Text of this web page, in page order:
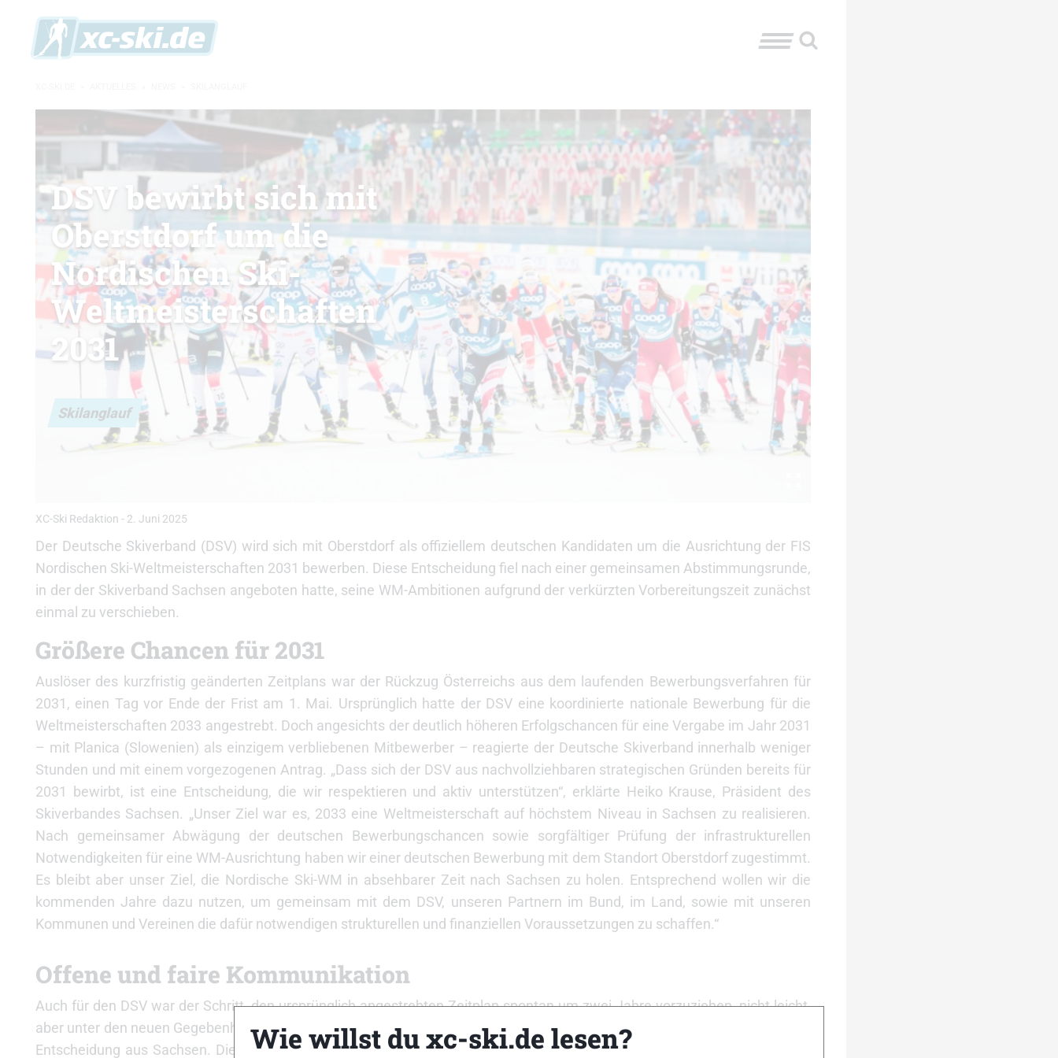
Skilanglauf
DSV bewirbt sich mit
Oberstdorf um die
Nordischen Ski-
Weltmeisterschaften
2031
XC-Ski Redaktion - 2. Juni 2025
Der Deutsche Skiverband (DSV) wird sich mit Oberstdorf als offiziellem deutschen Kandidaten um die Ausrichtung der FIS
Nordischen Ski-Weltmeisterschaften 2031 bewerben. Diese Entscheidung fiel nach einer gemeinsamen Abstimmungsrunde,
in der der Skiverband Sachsen angeboten hatte, seine WM-Ambitionen aufgrund der verkürzten Vorbereitungszeit zunächst
einmal zu verschieben.
Größere Chancen für 2031
Auslöser des kurzfristig geänderten Zeitplans war der Rückzug Österreichs aus dem laufenden Bewerbungsverfahren für
2031, einen Tag vor Ende der Frist am 1. Mai. Ursprünglich hatte der DSV eine koordinierte nationale Bewerbung für die
Weltmeisterschaften 2033 angestrebt. Doch angesichts der deutlich höheren Erfolgschancen für eine Vergabe im Jahr 2031
– mit Planica (Slowenien) als einzigem verbliebenen Mitbewerber – reagierte der Deutsche Skiverband innerhalb weniger
Stunden und mit einem vorgezogenen Antrag. „Dass sich der DSV aus nachvollziehbaren strategischen Gründen bereits für
2031 bewirbt, ist eine Entscheidung, die wir respektieren und aktiv unterstützen“, erklärte Heiko Krause, Präsident des
Skiverbandes Sachsen. „Unser Ziel war es, 2033 eine Weltmeisterschaft auf höchstem Niveau in Sachsen zu realisieren.
Nach gemeinsamer Abwägung der deutschen Bewerbungschancen sowie sorgfältiger Prüfung der infrastrukturellen
Notwendigkeiten für eine WM-Ausrichtung haben wir einer deutschen Bewerbung mit dem Standort Oberstdorf zugestimmt.
Es bleibt aber unser Ziel, die Nordische Ski-WM in absehbarer Zeit nach Sachsen zu holen. Entsprechend wollen wir die
kommenden Jahre dazu nutzen, um gemeinsam mit dem DSV, unseren Partnern im Bund, im Land, sowie mit unseren
Kommunen und Vereinen die dafür notwendigen strukturellen und finanziellen Voraussetzungen zu schaffen.“
Offene und faire Kommunikation
Auch für den DSV war der Schritt, den ursprünglich angestrebten Zeitplan spontan um zwei Jahre vorzuziehen, nicht leicht,
aber unter den neuen Gegebenheiten alternativlos. DSV-Präsident Jörg Flechtner betont: „Wir haben großen Respekt vor der
Entscheidung aus Sachsen. Die offene und faire Kommunikation steht sinnbildlich für das partnerschaftliche Miteinander,
Wie willst du xc-ski.de lesen?